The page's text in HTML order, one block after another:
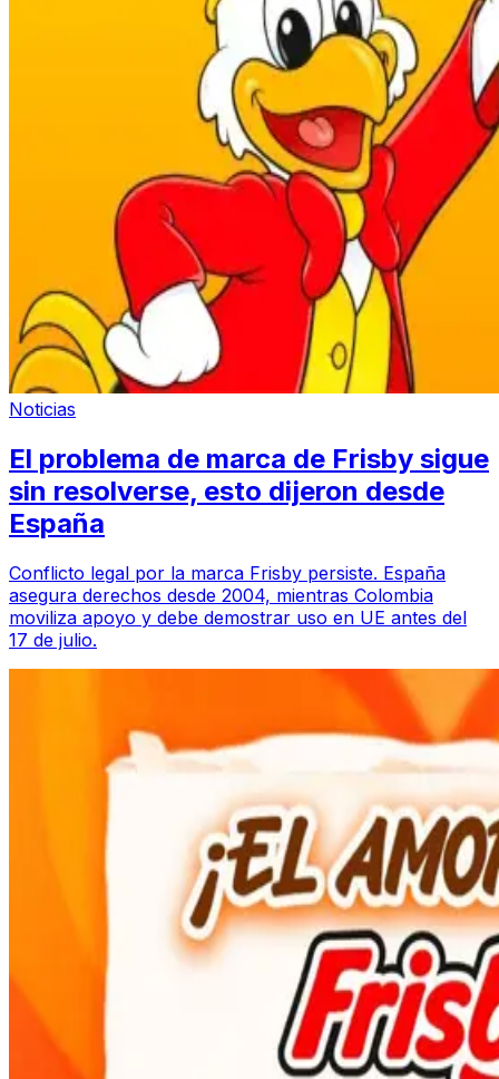
Noticias
El problema de marca de Frisby sigue
sin resolverse, esto dijeron desde
España
Conflicto legal por la marca Frisby persiste. España
asegura derechos desde 2004, mientras Colombia
moviliza apoyo y debe demostrar uso en UE antes del
17 de julio.